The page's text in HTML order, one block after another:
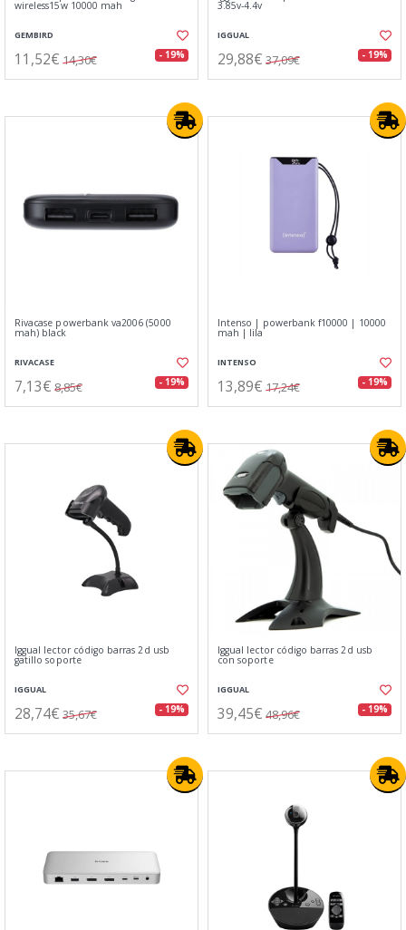
wireless15w 10000 mah
GEMBIRD
11,52€ 14,30€ - 19%
3.85v-4.4v
IGGUAL
29,88€ 37,09€ - 19%
Rivacase powerbank va2006 (5000
mah) black
RIVACASE
7,13€ 8,85€ - 19%
Intenso | powerbank f10000 | 10000
mah | lila
INTENSO
13,89€ 17,24€ - 19%
Iggual lector código barras 2d usb
gatillo soporte
IGGUAL
28,74€ 35,67€ - 19%
Iggual lector código barras 2d usb
con soporte
IGGUAL
39,45€ 48,96€ - 19%